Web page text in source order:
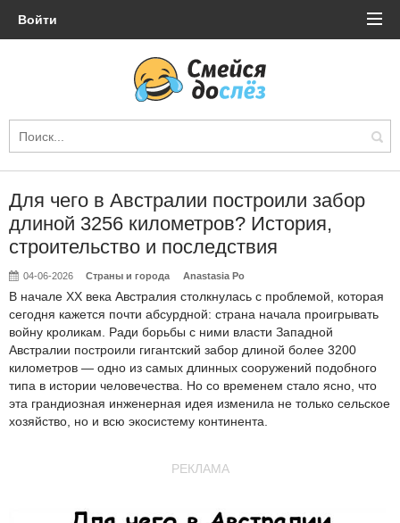
Войти
Для чего в Австралии построили забор
длиной 3256 километров? История,
строительство и последствия
04-06-2026 Страны и города Anastasia Po
В начале XX века Австралия столкнулась с проблемой, которая
сегодня кажется почти абсурдной: страна начала проигрывать
войну кроликам. Ради борьбы с ними власти Западной
Австралии построили гигантский забор длиной более 3200
километров — одно из самых длинных сооружений подобного
типа в истории человечества. Но со временем стало ясно, что
эта грандиозная инженерная идея изменила не только сельское
хозяйство, но и всю экосистему континента.
РЕКЛАМА